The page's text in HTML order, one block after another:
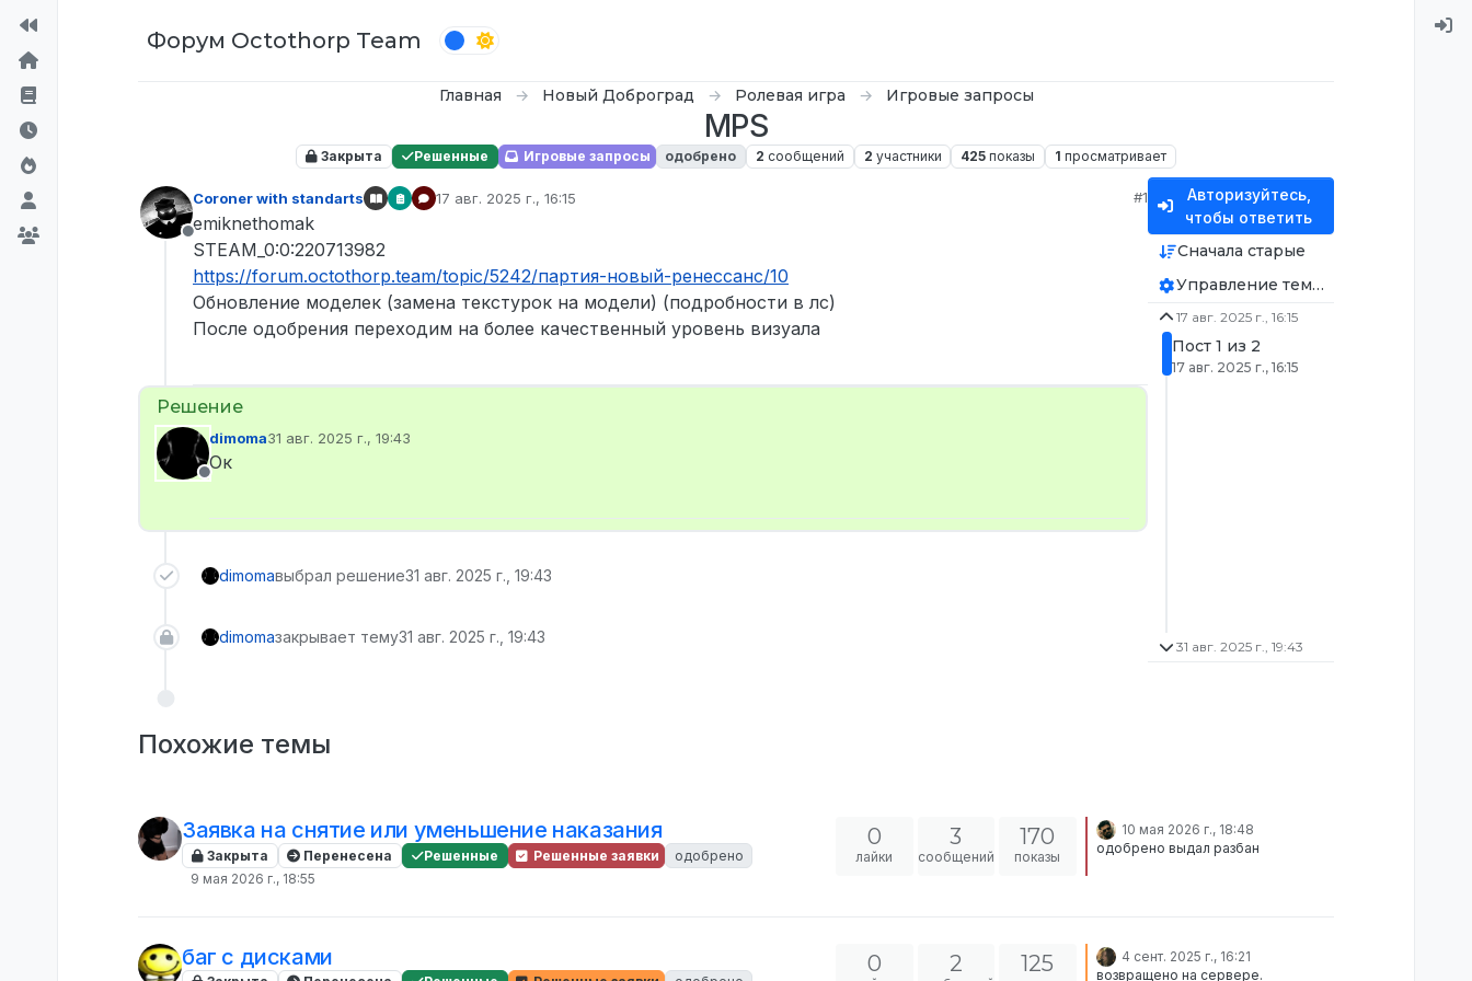
Форум Octothorp Team
Главная Новый Доброград Ролевая игра Игровые запросы
MPS
Закрыта Решенные Игровые запросы одобрено 2 сообщений 2 участники 425 показы 1 просматривает
Не в сети
Coroner with standarts 17 авг. 2025 г., 16:15
отредактировано
#1
emiknethomak
STEAM_0:0:220713982
https://forum.octothorp.team/topic/5242/партия-новый-ренессанс/10
Обновление моделек (замена текстурок на модели) (подробности в лс)
После одобрения переходим на более качественный уровень визуала
Не в сети
dimoma31 авг. 2025 г., 19:43
отредактировано
Ок
dimomaвыбрал решение31 авг. 2025 г., 19:43
dimomaзакрывает тему31 авг. 2025 г., 19:43
Авторизуйтесь,
чтобы ответить
Сначала старые
Управление темой
17 авг. 2025 г., 16:15
Пост 1 из 2
17 авг. 2025 г., 16:15
31 авг. 2025 г., 19:43
Похожие темы
Заявка на снятие или уменьшение наказания
Закрыта Перенесена Решенные Решенные заявки
одобрено
9 мая 2026 г., 18:55
0
лайки
3
сообщений
170
показы
10 мая 2026 г., 18:48
одобрено выдал разбан
баг с дисками 0 2 125
4 сент. 2025 г., 16:21
возвращено на сервере.